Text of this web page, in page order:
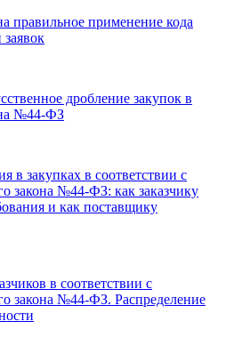
правильное применение кода
дробление закупок в
№44-ФЗ
в закупках в соответствии с
закона №44-ФЗ: как заказчику
и как поставщику
в соответствии с
закона №44-ФЗ. Распределение